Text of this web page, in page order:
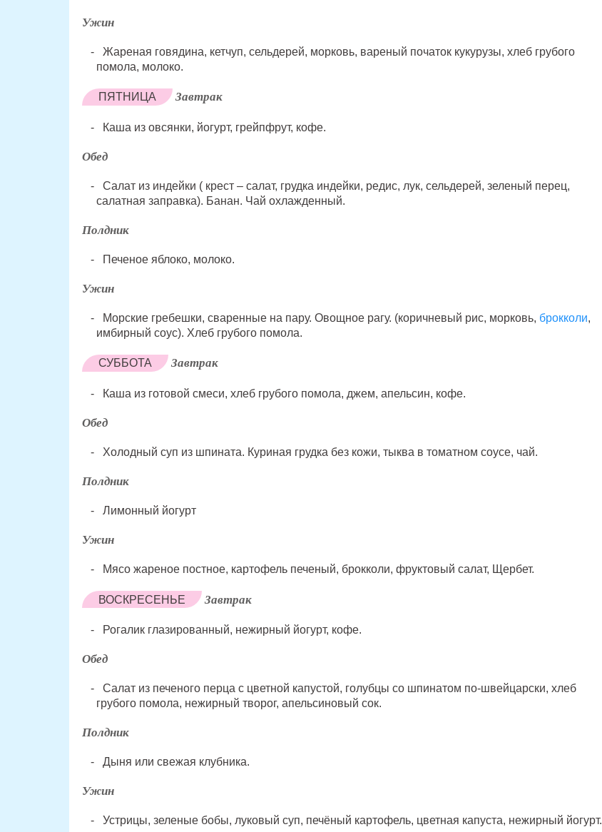
Ужин
Жареная говядина, кетчуп, сельдерей, морковь, вареный початок кукурузы, хлеб грубого
помола, молоко.
ПЯТНИЦА Завтрак
Каша из овсянки, йогурт, грейпфрут, кофе.
Обед
Салат из индейки ( крест – салат, грудка индейки, редис, лук, сельдерей, зеленый перец,
салатная заправка). Банан. Чай охлажденный.
Полдник
Печеное яблоко, молоко.
Ужин
Морские гребешки, сваренные на пару. Овощное рагу. (коричневый рис, морковь, брокколи,
имбирный соус). Хлеб грубого помола.
СУББОТА Завтрак
Каша из готовой смеси, хлеб грубого помола, джем, апельсин, кофе.
Обед
Холодный суп из шпината. Куриная грудка без кожи, тыква в томатном соусе, чай.
Полдник
Лимонный йогурт
Ужин
Мясо жареное постное, картофель печеный, брокколи, фруктовый салат, Щербет.
ВОСКРЕСЕНЬЕ Завтрак
Рогалик глазированный, нежирный йогурт, кофе.
Обед
Салат из печеного перца с цветной капустой, голубцы со шпинатом по-швейцарски, хлеб
грубого помола, нежирный творог, апельсиновый сок.
Полдник
Дыня или свежая клубника.
Ужин
Устрицы, зеленые бобы, луковый суп, печёный картофель, цветная капуста, нежирный йогурт.